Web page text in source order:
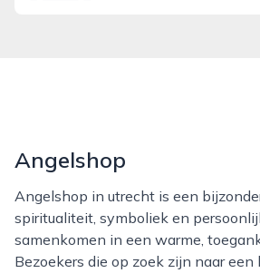
Angelshop
Angelshop in utrecht is een bijzondere winkel waar
spiritualiteit, symboliek en
samenkomen in een warme,
Bezoekers die op zoek zijn naar